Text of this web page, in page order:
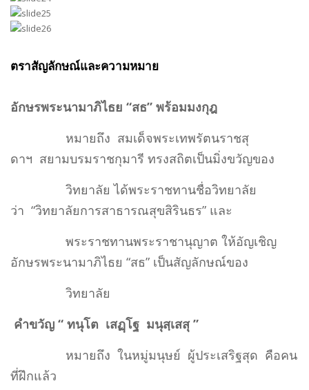
ตราสัญลักษณ์และความหมาย
อักษรพระนามาภิไธย “สธ” พร้อมมงกุฎ
หมายถึง สมเด็จพระเทพรัตนราชสุ
ดาฯ สยามบรมราชกุมารี ทรงสถิตเป็นมิ่งขวัญของ
วิทยาลัย ได้พระราชทานชื่อวิทยาลัย
ว่า “วิทยาลัยการสาธารณสุขสิรินธร” และ
พระราชทานพระราชานุญาต ให้อัญเชิญ
อักษรพระนามาภิไธย “สธ” เป็นสัญลักษณ์ของ
วิทยาลัย
คำขวัญ “ ทนุโต เสฏฺโฐ มนุสฺเสสุ”
หมายถึง ในหมู่มนุษย์ ผู้ประเสริฐสุด คือคน
ที่ฝึกแล้ว